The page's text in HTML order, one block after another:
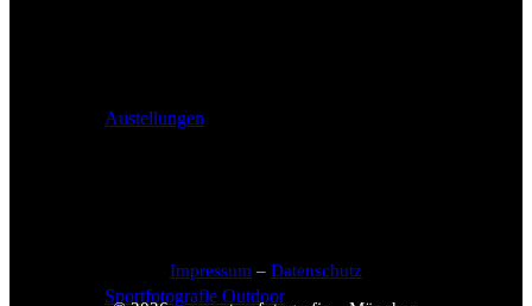
Austellungen
Sportfotografie Outdoor
Impressum – Datenschutz